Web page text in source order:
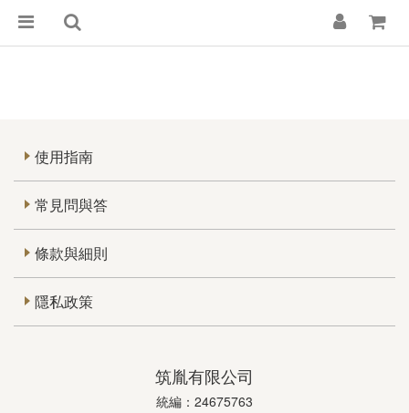
使用指南
常見問與答
條款與細則
隱私政策
筑胤有限公司
統編：24675763